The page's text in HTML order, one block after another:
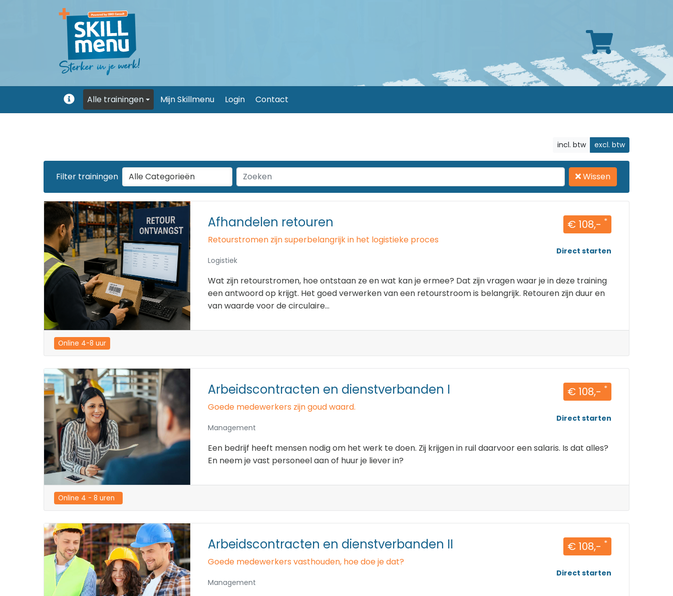
Uitleg
Alle trainingen Mijn Skillmenu Login Contact
incl. btw excl. btw
Filter trainingen Alle Categorieën Wissen
Afhandelen retouren
Retourstromen zijn superbelangrijk in het logistieke proces
Logistiek
€ 108,- *
Direct starten
Wat zijn retourstromen, hoe ontstaan ze en wat kan je ermee? Dat zijn vragen waar je in deze training
een antwoord op krijgt. Het goed verwerken van een retourstroom is belangrijk. Retouren zijn duur en
van waarde voor de circulaire...
Online 4-8 uur
Arbeidscontracten en dienstverbanden I
Goede medewerkers zijn goud waard.
Management
€ 108,- *
Direct starten
Een bedrijf heeft mensen nodig om het werk te doen. Zij krijgen in ruil daarvoor een salaris. Is dat alles?
En neem je vast personeel aan of huur je liever in?
Online 4 - 8 uren
Arbeidscontracten en dienstverbanden II
Goede medewerkers vasthouden, hoe doe je dat?
Management
€ 108,- *
Direct starten